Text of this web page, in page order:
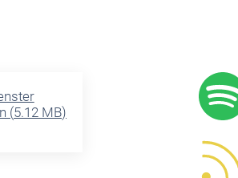
(5.12 MB)